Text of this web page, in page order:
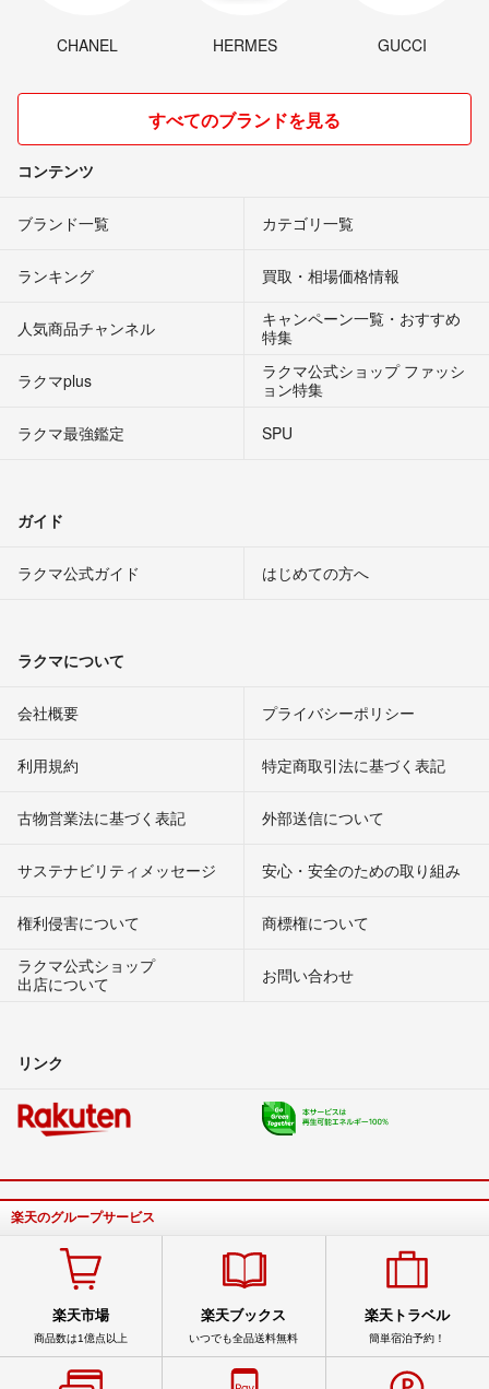
CHANEL HERMES GUCCI
すべてのブランドを見る
コンテンツ
ブランド一覧 カテゴリ一覧
ランキング 買取・相場価格情報
人気商品チャンネル
キャンペーン一覧・おすすめ
特集
ラクマplus
ラクマ公式ショップ ファッシ
ョン特集
ラクマ最強鑑定
SPU
ガイド
ラクマ公式ガイド はじめての方へ
ラクマについて
会社概要 プライバシーポリシー
利用規約 特定商取引法に基づく表記
古物営業法に基づく表記 外部送信について
サステナビリティメッセージ 安心・安全のための取り組み
権利侵害について
商標権について
ラクマ公式ショップ
出店について
お問い合わせ
リンク
楽天のグループサービス
楽天市場
商品数は1億点以上
楽天ブックス
いつでも全品送料無料
楽天トラベル
簡単宿泊予約！